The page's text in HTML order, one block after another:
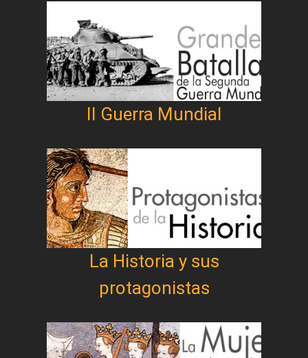
II Guerra Mundial
La Historia y sus
protagonistas